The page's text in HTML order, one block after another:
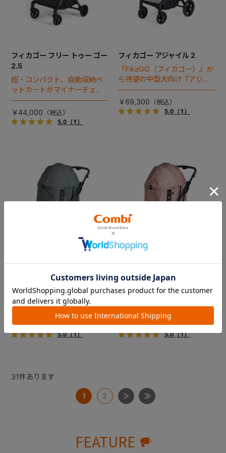
フィカゴー フリー トゥー ゴー
2.5
超・コンパクト、自動収納ペ
ットカートがマイナーチェン
ジ！
￥44,000
5.0（1）
フィカゴー アジャイル 2
『FikaGO（フィカゴー）』か
ら待望の中型犬向け『アジャ
イル２』 登場！耐荷重30kg
で、しかも1秒・自動収納機能
搭載！！
￥69,300
5.0（1）
フィカゴー アジャイル 2
『FikaGO（フィカゴー）』か
ら待望の中型犬向け『アジャ
イル２』 登場！耐荷重30kg
で、しかも1秒・自動収納機能
搭載！！
￥69,300
5.0（1）
フィカゴー アジャイル 2
『FikaGO（フィカゴー）』か
イル２』 登場！耐荷重30kg
で、しかも1秒・自動収納機能
搭載！！
￥69,300
5.0（1）
31件あります
1 2
FEATURE